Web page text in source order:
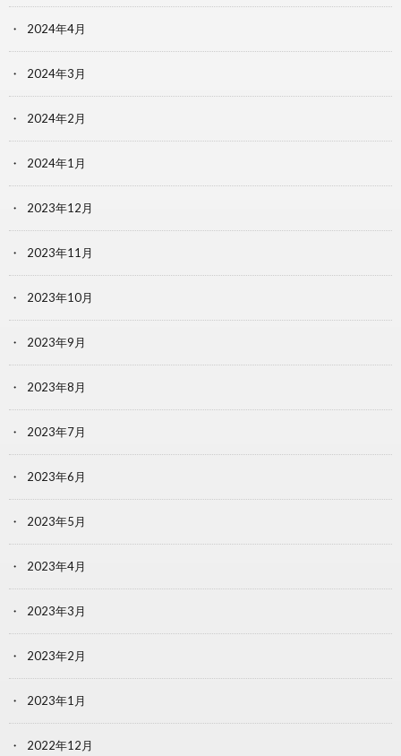
2024年4月
2024年3月
2024年2月
2024年1月
2023年12月
2023年11月
2023年10月
2023年9月
2023年8月
2023年7月
2023年6月
2023年5月
2023年4月
2023年3月
2023年2月
2023年1月
2022年12月